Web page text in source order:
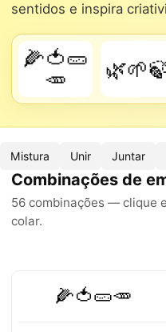
sentidos e inspira
🌽🍅🥒
🥕
Mistura Unir Juntar
Combinações de
56 combinações — clique
colar.
🌽🍅🥒🥕